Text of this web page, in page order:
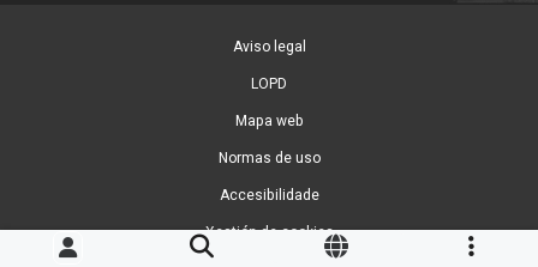
Aviso legal
LOPD
Mapa web
Normas de uso
Accesibilidade
Xestión de cookies